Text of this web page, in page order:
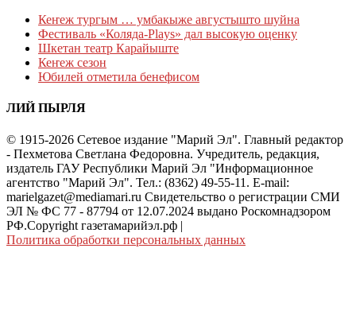
Кеҥеж тургым … умбакыже августышто шуйна
Фестиваль «Коляда-Plays» дал высокую оценку
Шкетан театр Карайыште
Кеҥеж сезон
Юбилей отметила бенефисом
ЛИЙ ПЫРЛЯ
© 1915-2026 Сетевое издание "Марий Эл". Главный редактор
- Пехметова Светлана Федоровна. Учредитель, редакция,
издатель ГАУ Республики Марий Эл "Информационное
агентство "Марий Эл". Тел.: (8362) 49-55-11. E-mail:
marielgazet@mediamari.ru Свидетельство о регистрации СМИ
ЭЛ № ФС 77 - 87794 от 12.07.2024 выдано Роскомнадзором
РФ.Copyright газетамарийэл.рф |
Политика обработки персональных данных